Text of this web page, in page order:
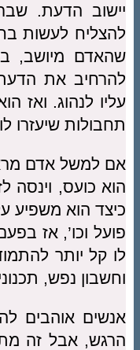
יישוב הדעת.
להצליח לעשות
שהאדם מיושב,
להרחיב את
עליו לנהוג. ואז
תחבולות שיעזרו
אם למשל אדם
הוא כועס, וינסה
כיצד הוא משפיע
פועל וכו’, אז
לו קל יותר
וחשבון נפש,
אנשים אוהבים
הרגש, אבל זה